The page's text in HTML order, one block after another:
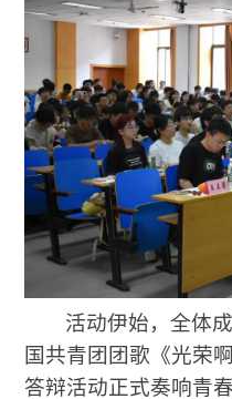
活动伊始，全体
国共青团团歌《光荣
答辩活动正式奏响青